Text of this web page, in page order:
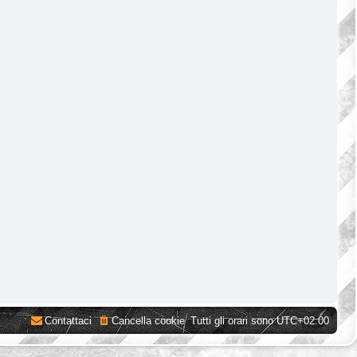
Tutti gli orari sonoUTC+02:00
Cancella cookie
Contattaci